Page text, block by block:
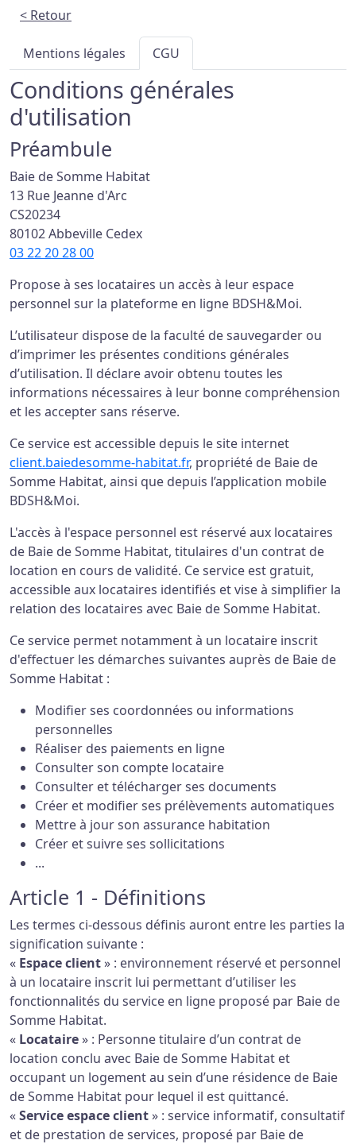
< Retour
Mentions légales CGU
Conditions générales
d'utilisation
Préambule
Baie de Somme Habitat
13 Rue Jeanne d'Arc
CS20234
80102 Abbeville Cedex
03 22 20 28 00
Propose à ses locataires un accès à leur espace
personnel sur la plateforme en ligne BDSH&Moi.
L’utilisateur dispose de la faculté de sauvegarder ou
d’imprimer les présentes conditions générales
d’utilisation. Il déclare avoir obtenu toutes les
informations nécessaires à leur bonne compréhension
et les accepter sans réserve.
Ce service est accessible depuis le site internet
client.baiedesomme-habitat.fr, propriété de Baie de
Somme Habitat, ainsi que depuis l’application mobile
BDSH&Moi.
L'accès à l'espace personnel est réservé aux locataires
de Baie de Somme Habitat, titulaires d'un contrat de
location en cours de validité. Ce service est gratuit,
accessible aux locataires identifiés et vise à simplifier la
relation des locataires avec Baie de Somme Habitat.
Ce service permet notamment à un locataire inscrit
d'effectuer les démarches suivantes auprès de Baie de
Somme Habitat :
Modifier ses coordonnées ou informations
personnelles
Réaliser des paiements en ligne
Consulter son compte locataire
Consulter et télécharger ses documents
Créer et modifier ses prélèvements automatiques
Mettre à jour son assurance habitation
Créer et suivre ses sollicitations
...
Article 1 - Définitions
Les termes ci-dessous définis auront entre les parties la
signification suivante :
« Espace client» : environnement réservé et personnel
à un locataire inscrit lui permettant d’utiliser les
fonctionnalités du service en ligne proposé par Baie de
Somme Habitat.
« Locataire» : Personne titulaire d’un contrat de
location conclu avec Baie de Somme Habitat et
occupant un logement au sein d’une résidence de Baie
de Somme Habitat pour lequel il est quittancé.
«Service espace client» : service informatif, consultatif
et de prestation de services, proposé par Baie de